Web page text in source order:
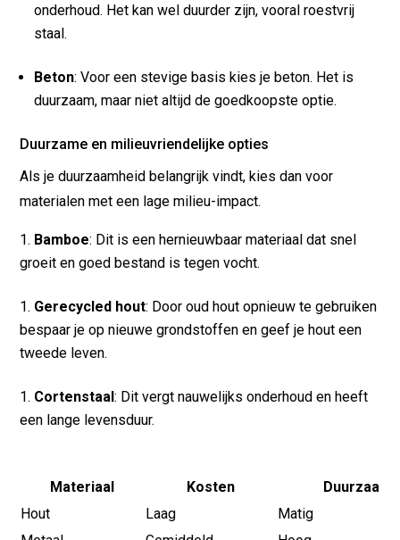
onderhoud. Het kan wel duurder zijn, vooral roestvrij
staal.
Beton: Voor een stevige basis kies je beton. Het is
duurzaam, maar niet altijd de goedkoopste optie.
Duurzame en milieuvriendelijke opties
Als je duurzaamheid belangrijk vindt, kies dan voor
materialen met een lage milieu-impact.
Bamboe: Dit is een hernieuwbaar materiaal dat snel
groeit en goed bestand is tegen vocht.
Gerecycled hout: Door oud hout opnieuw te gebruiken
bespaar je op nieuwe grondstoffen en geef je hout een
tweede leven.
Cortenstaal: Dit vergt nauwelijks onderhoud en heeft
een lange levensduur.
Materiaal Kosten
Hout
Laag
Matig